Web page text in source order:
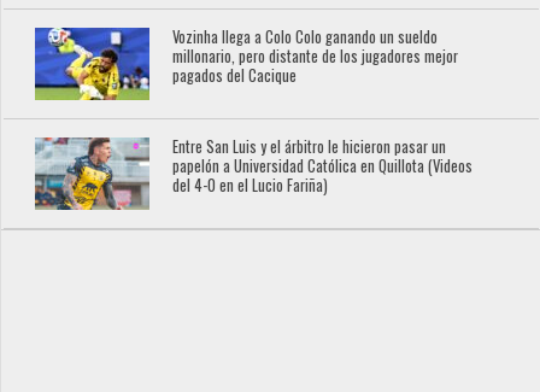
Vozinha llega a Colo Colo ganando un sueldo
millonario, pero distante de los jugadores mejor
pagados del Cacique
Entre San Luis y el árbitro le hicieron pasar un
papelón a Universidad Católica en Quillota (Videos
del 4-0 en el Lucio Fariña)